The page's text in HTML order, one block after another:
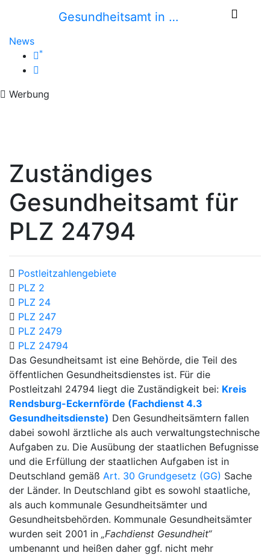
Gesundheitsamt in …
News
*
Werbung
Zuständiges
Gesundheitsamt für
PLZ 24794
Postleitzahlengebiete
PLZ 2
PLZ 24
PLZ 247
PLZ 2479
PLZ 24794
Das Gesundheitsamt ist eine Behörde, die Teil des
öffentlichen Gesundheitsdienstes ist. Für die
Postleitzahl 24794 liegt die Zuständigkeit bei: Kreis
Rendsburg-Eckernförde (Fachdienst 4.3
Gesundheitsdienste) Den Gesundheitsämtern fallen
dabei sowohl ärztliche als auch verwaltungstechnische
Aufgaben zu. Die Ausübung der staatlichen Befugnisse
und die Erfüllung der staatlichen Aufgaben ist in
Deutschland gemäß Art. 30 Grundgesetz (GG) Sache
der Länder. In Deutschland gibt es sowohl staatliche,
als auch kommunale Gesundheitsämter und
Gesundheitsbehörden. Kommunale Gesundheitsämter
wurden seit 2001 in „Fachdienst Gesundheit“
umbenannt und heißen daher ggf. nicht mehr